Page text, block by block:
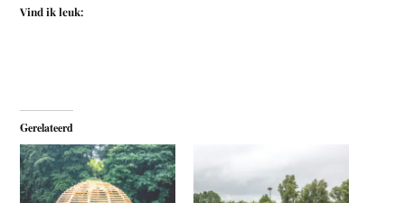
Vind ik leuk:
Gerelateerd